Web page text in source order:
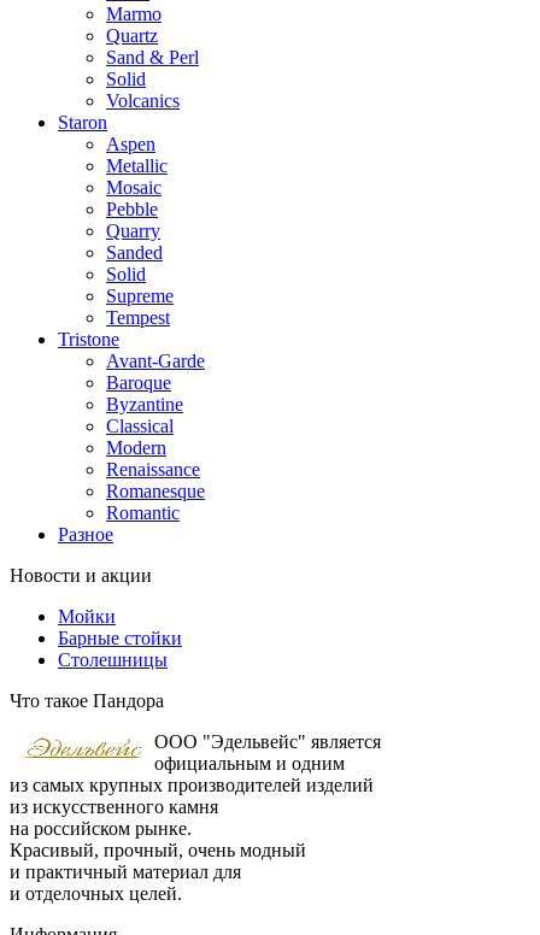
Marmo
Quartz
Sand & Perl
Solid
Volcanics
Staron
Aspen
Metallic
Mosaic
Pebble
Quarry
Sanded
Solid
Supreme
Tempest
Tristone
Avant-Garde
Baroque
Byzantine
Classical
Modern
Renaissance
Romanesque
Romantic
Разное
Новости и акции
Мойки
Барные стойки
Столешницы
Что такое Пандора
ООО "Эдельвейс" является
официальным и одним
из самых крупных производителей изделий
из искусственного камня
на российском рынке.
Красивый, прочный, очень модный
и практичный материал для
и отделочных целей.